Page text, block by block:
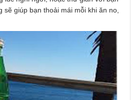
sẽ giúp bạn thoải mái mỗi khi ăn no,